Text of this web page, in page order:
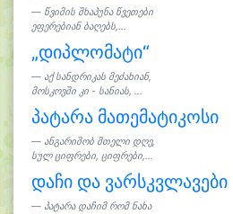
წვიმის შხაპუნა წვეთები
ეფერებიან ბაღებს,...
„დიპლომატი“
აქ სანდრიკას მეძახიან,
მოსკოვში კი - სანიას, ...
პატარა მათემატიკოსი
ანგარიშობ მთელი დღე,
სულ ციფრები, ციფრები,...
დაჩი და ვარსკვლავები
პატარა დაჩიმ რომ ნახა